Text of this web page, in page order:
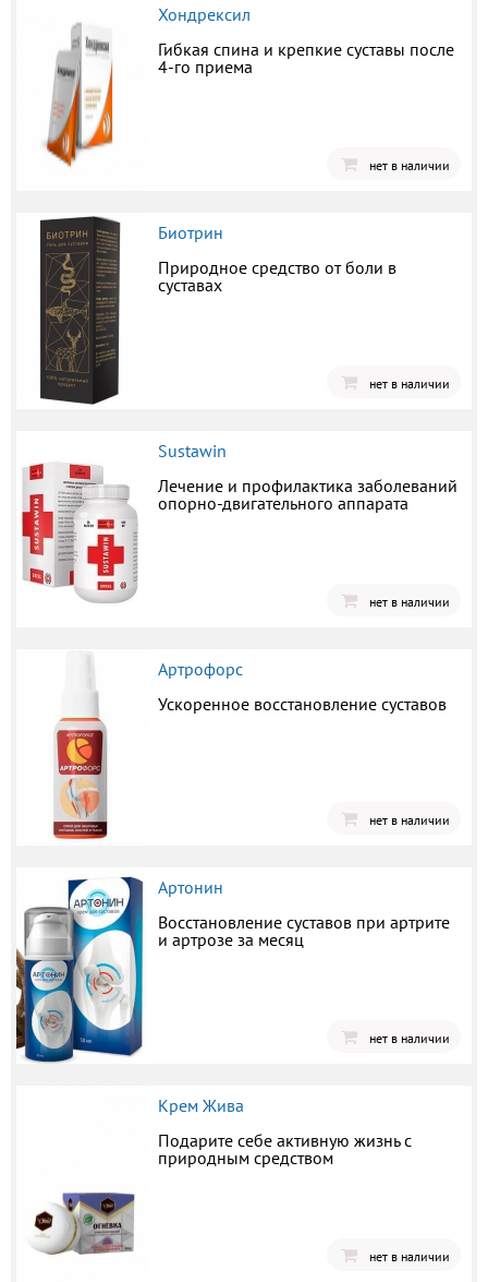
Хондрексил
Гибкая спина и крепкие суставы после
4-го приема
нет в наличии
Биотрин
Природное средство от боли в
суставах
нет в наличии
Sustawin
Лечение и профилактика заболеваний
опорно-двигательного аппарата
нет в наличии
Артрофорс
Ускоренное восстановление суставов
нет в наличии
Артонин
Восстановление суставов при артрите
и артрозе за месяц
нет в наличии
Крем Жива
Подарите себе активную жизнь с
природным средством
нет в наличии